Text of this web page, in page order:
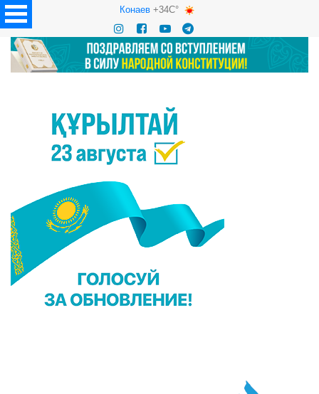
Конаев+34C°